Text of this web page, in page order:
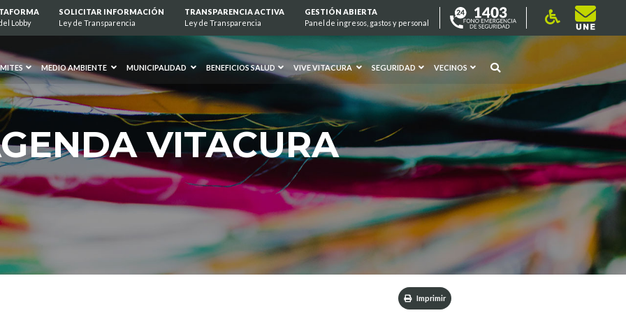
Lobby
SOLICITAR INFORMACIÓN
Ley de Transparencia
TRANSPARENCIA ACTIVA
Ley de Transparencia
GESTIÓN ABIERTA
Panel de ingresos, gastos y personal
MEDIO AMBIENTE MUNICIPALIDAD BENEFICIOS SALUD VIVE VITACURA SEGURIDAD VECINOS
VITACURA
Imprimir